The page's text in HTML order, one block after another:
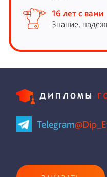
16 лет с вами
Знание,
Telegram